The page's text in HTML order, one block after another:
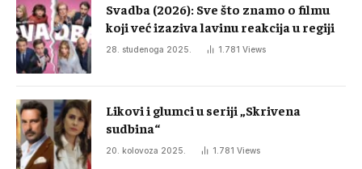
Svadba (2026): Sve što znamo o filmu
koji već izaziva lavinu reakcija u regiji
28. studenoga 2025. 1.781 Views
Likovi i glumci u seriji „Skrivena
sudbina“
20. kolovoza 2025. 1.781 Views